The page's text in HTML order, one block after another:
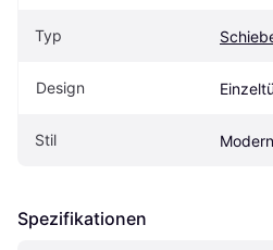
Typ
Design
Stil Modern
Spezifikationen